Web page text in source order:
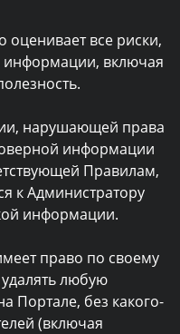
оценивает все риски,
информации, включая
нарушающей права
информации
Правилам,
к Администратору
информации.
право по своему
любую
без какого-
(включая